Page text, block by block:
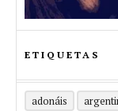
ETIQUETAS
adonáis